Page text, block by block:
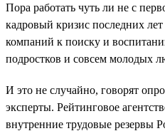
Пора работать чуть ли не с
кадровый кризис последних
компаний к поиску и
подростков и совсем молодых
И это не случайно, говорят
эксперты. Рейтинговое
внутренние трудовые резервы